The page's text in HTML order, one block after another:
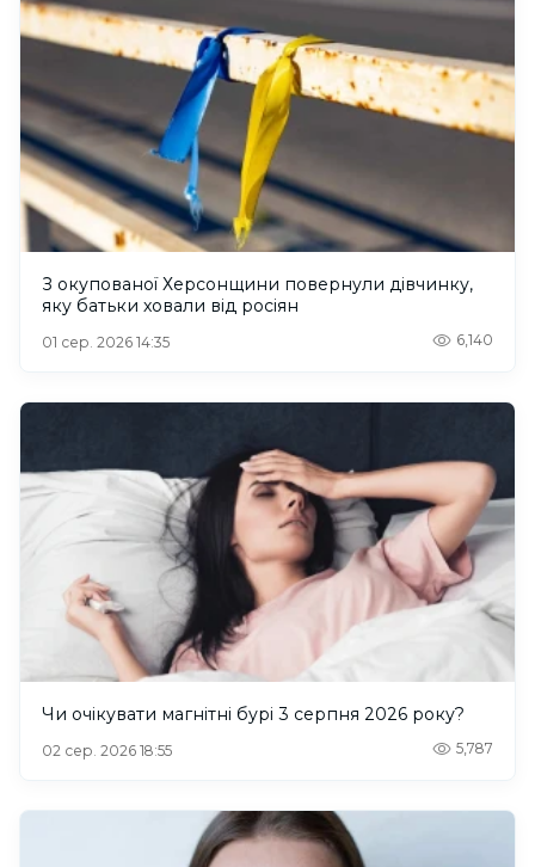
З окупованої Херсонщини повернули дівчинку,
яку батьки ховали від росіян
01 сер. 2026 14:35 6,140
Чи очікувати магнітні бурі 3 серпня 2026 року?
02 сер. 2026 18:55 5,787